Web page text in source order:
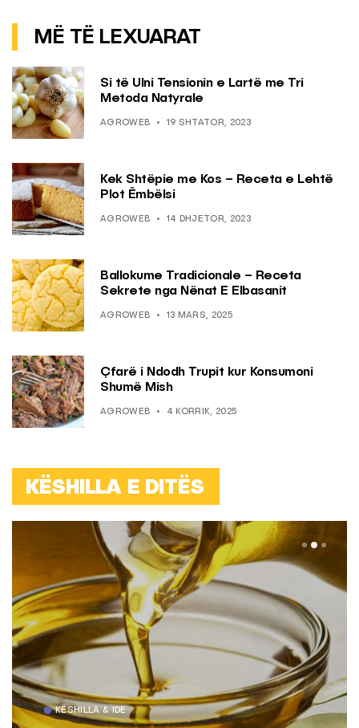
MË TË LEXUARAT
Si të Ulni Tensionin e Lartë me Tri
Metoda Natyrale
AGROWEB 19 SHTATOR, 2023
Kek Shtëpie me Kos – Receta e Lehtë
Plot Ëmbëlsi
AGROWEB 14 DHJETOR, 2023
Ballokume Tradicionale – Receta
Sekrete nga Nënat E Elbasanit
AGROWEB 13 MARS, 2025
Çfarë i Ndodh Trupit kur Konsumoni
Shumë Mish
AGROWEB 4 KORRIK, 2025
KËSHILLA E DITËS
KËSHILLA & IDE